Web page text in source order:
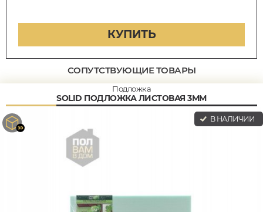
КУПИТЬ
СОПУТСТВУЮЩИЕ ТОВАРЫ
Подложка
SOLID ПОДЛОЖКА ЛИСТОВАЯ 3ММ
В НАЛИЧИИ